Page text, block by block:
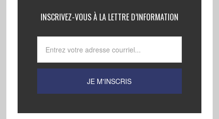
INSCRIVEZ-VOUS À LA LETTRE D’INFORMATION